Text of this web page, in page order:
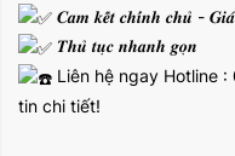
𝑪𝒂𝒎 𝒌𝒆̂́𝒕 𝒄𝒉𝒊́𝒏𝒉 𝒄𝒉𝒖̉ -
𝑻𝒉𝒖̉ 𝒕𝒖̣𝒄 𝒏𝒉𝒂𝒏𝒉 𝒈𝒐̣𝒏
Liên hệ ngay Hotline
tin chi tiết!